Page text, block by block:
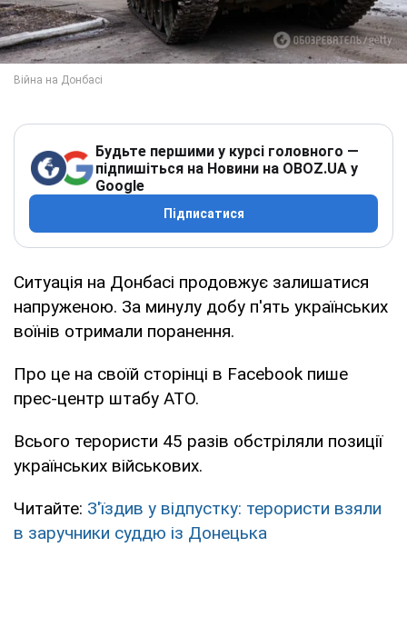
Будьте першими у курсі головного —
підпишіться на Новини на OBOZ.UA у
Google
Підписатися
Ситуація на Донбасі продовжує залишатися
напруженою. За минулу добу п'ять українських
воїнів отримали поранення.
Про це на своїй сторінці в Facebook пише
прес-центр штабу АТО.
Всього терористи 45 разів обстріляли позиції
українських військових.
Читайте: З'їздив у відпустку: терористи взяли
в заручники суддю із Донецька